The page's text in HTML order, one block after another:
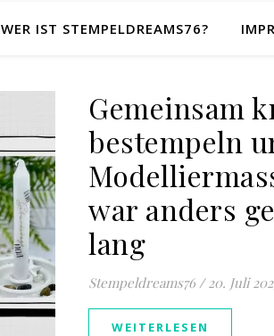
WER IST STEMPELDREAMS76?
Gemeinsam
bestempeln
war anders
lang
Stempeldreams76 / 20. Juli
WEITERLESEN